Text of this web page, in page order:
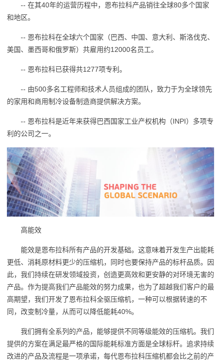
-- 在其40年的运营历程中，恩布拉科产品销往全球80多个国家
和地区。
-- 恩布拉科在全球六个国家（巴西、中国、意大利、斯洛伐克、
美国、墨西哥和俄罗斯）共雇用约12000名员工。
-- 恩布拉科已获得共1277项专利。
-- 由500多名工程师和技术人员组成的团队，致力于为全球领先
的家用和商用制冷设备制造商提供解决方案。
-- 恩布拉科是近年来获得巴西国家工业产权机构（INPI）多项专
利的公司之一。
高能效
能效是恩布拉科所有产品的开发基础。这意味着开发生产出能耗
更低、消耗原材料更少的压缩机，同时也要保持产品的标杆品质。因
此，我们持续在研发领域投资，创造更高效和更安静的对环境无害的
产品。作为提高我们产品能效的努力成果，也为了超越我们客户的最
高期望，我们开发了恩布拉科全驱压缩机，一种可以根据转速的不
同，改变制冷量，从而可以降低能耗40%。
我们拥有全系列的产品，能够提供不同等级能效的压缩机。我们
提供的方案在满足最严格的国际能耗标准方面是全球标杆。追求持续
改进的产品及流程是一项承诺，每代恩布拉科压缩机都会比之前的产